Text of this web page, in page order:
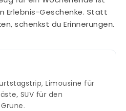
Erlebnis-Geschenke. Statt
schenkst du Erinnerungen.
Limousine für
SUV für den